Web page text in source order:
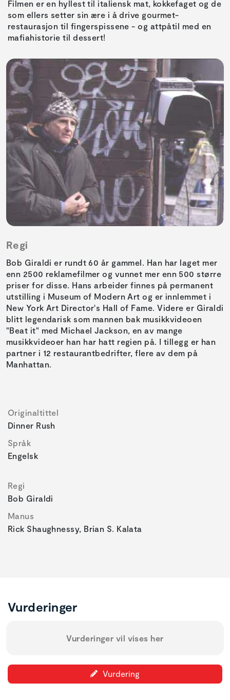
Filmen er en hyllest til italiensk mat, kokkefaget og de
som ellers setter sin ære i å drive gourmet-
restaurasjon til fingerspissene - og attpåtil med en
mafiahistorie til dessert!
Regi
Bob Giraldi er rundt 60 år gammel. Han har laget mer
enn 2500 reklamefilmer og vunnet mer enn 500 større
priser for disse. Hans arbeider finnes på permanent
utstilling i Museum of Modern Art og er innlemmet i
New York Art Director's Hall of Fame. Videre er Giraldi
blitt legendarisk som mannen bak musikkvideoen
"Beat it" med Michael Jackson, en av mange
musikkvideoer han har hatt regien på. I tillegg er han
partner i 12 restaurantbedrifter, flere av dem på
Manhattan.
Originaltittel
Dinner Rush
Språk
Engelsk
Regi
Bob Giraldi
Manus
Rick Shaughnessy, Brian S. Kalata
Vurderinger
Vurderinger vil vises her
Vurdering